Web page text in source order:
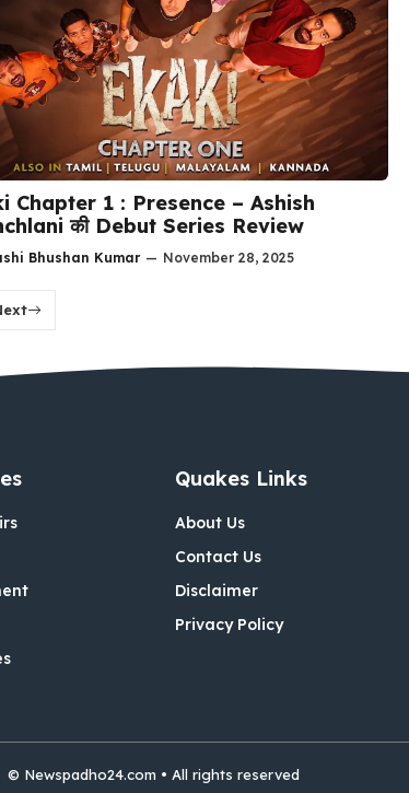
Chapter 1 : Presence – Ashish
की Debut Series Review
Bhushan Kumar — November 28, 2025
Quakes Links
About Us
Contact Us
Disclaimer
Privacy Policy
© Newspadho24.com • All rights reserved